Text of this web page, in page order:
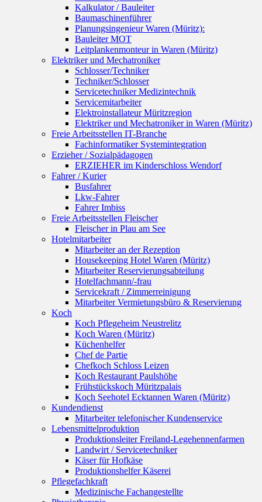
Kalkulator / Bauleiter
Baumaschinenführer
Planungsingenieur Waren (Müritz):
Bauleiter MOT
Leitplankenmonteur in Waren (Müritz)
Elektriker und Mechatroniker
Schlosser/Techniker
Techniker/Schlosser
Servicetechniker Medizintechnik
Servicemitarbeiter
Elektroinstallateur Müritzregion
Elektriker und Mechatroniker in Waren (Müritz)
Freie Arbeitsstellen IT-Branche
Fachinformatiker Systemintegration
Erzieher / Sozialpädagogen
ERZIEHER im Kinderschloss Wendorf
Fahrer / Kurier
Busfahrer
Lkw-Fahrer
Fahrer Imbiss
Freie Arbeitsstellen Fleischer
Fleischer in Plau am See
Hotelmitarbeiter
Mitarbeiter an der Rezeption
Housekeeping Hotel Waren (Müritz)
Mitarbeiter Reservierungsabteilung
Hotelfachmann/-frau
Servicekraft / Zimmerreinigung
Mitarbeiter Vermietungsbüro & Reservierung
Koch
Koch Pflegeheim Neustrelitz
Koch Waren (Müritz)
Küchenhelfer
Chef de Partie
Chefkoch Schloss Leizen
Koch Restaurant Paulshöhe
Frühstückskoch Müritzpalais
Koch Seehotel Ecktannen Waren (Müritz)
Kundendienst
Mitarbeiter telefonischer Kundenservice
Lebensmittelproduktion
Produktionsleiter Freiland-Legehennenfarmen
Landwirt / Servicetechniker
Käser für Hofkäse
Produktionshelfer Käserei
Pflegefachkraft
Medizinische Fachangestellte